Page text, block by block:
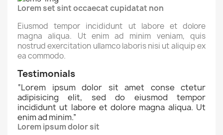
Lorem set sint occaecat cupidatat non
Eiusmod tempor incididunt ut labore et dolore
magna aliqua. Ut enim ad minim veniam, quis
nostrud exercitation ullamco laboris nisi ut aliquip ex
ea commodo.
Testimonials
“Lorem ipsum dolor sit amet conse ctetur
adipisicing elit, sed do eiusmod tempor
incididunt ut labore et dolore magna aliqua. Ut
enim ad minim.”
Lorem ipsum dolor sit